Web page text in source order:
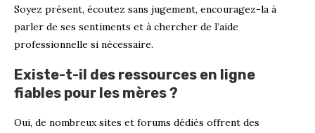
Soyez présent, écoutez sans jugement, encouragez-la à
parler de ses sentiments et à chercher de l’aide
professionnelle si nécessaire.
Existe-t-il des ressources en ligne
fiables pour les mères ?
Oui, de nombreux sites et forums dédiés offrent des